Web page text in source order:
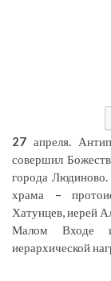
27 апреля.
совершил
города Людиново.
храма –
Хатунцев, иерей
Малом Входе
иерархической